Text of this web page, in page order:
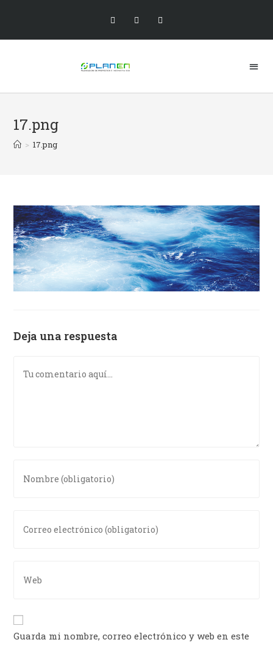
17.png
> 17.png
Deja una respuesta
Guarda mi nombre, correo electrónico y web en este